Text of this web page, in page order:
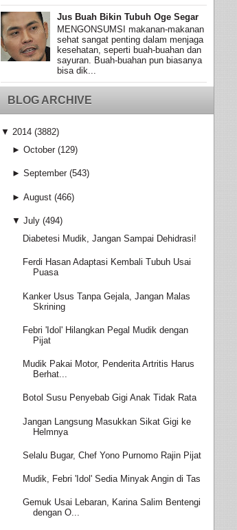
Jus Buah Bikin Tubuh Oge Segar
MENGONSUMSI makanan-makanan
sehat sangat penting dalam menjaga
kesehatan, seperti buah-buahan dan
sayuran. Buah-buahan pun biasanya
bisa dik...
BLOG ARCHIVE
▼ 2014 (3882)
► October (129)
► September (543)
► August (466)
▼ July (494)
Diabetesi Mudik, Jangan Sampai Dehidrasi!
Ferdi Hasan Adaptasi Kembali Tubuh Usai
Puasa
Kanker Usus Tanpa Gejala, Jangan Malas
Skrining
Febri 'Idol' Hilangkan Pegal Mudik dengan
Pijat
Mudik Pakai Motor, Penderita Artritis Harus
Berhat...
Botol Susu Penyebab Gigi Anak Tidak Rata
Jangan Langsung Masukkan Sikat Gigi ke
Helmnya
Selalu Bugar, Chef Yono Purnomo Rajin Pijat
Mudik, Febri 'Idol' Sedia Minyak Angin di Tas
Gemuk Usai Lebaran, Karina Salim Bentengi
dengan O...